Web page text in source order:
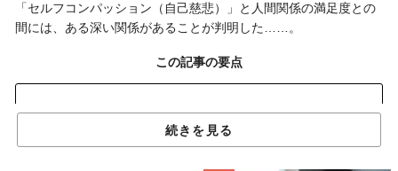
「セルフコンパッション（自己慈悲）」と人間関係の満足度との
間には、ある深い関係があることが判明した……。
この記事の要点
・
マルティン・ルター大学ハレ・ヴィッテンベルクの研究が、セルフコンパッション
続きを見る